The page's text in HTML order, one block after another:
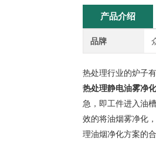
产品介绍
品牌
热处理行业的炉子
热处理静电油雾净
急，即工件进入油
效的将油烟雾净化
理油烟净化方案的